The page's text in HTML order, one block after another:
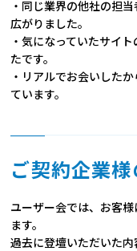
・同じ業界の他社の担
広がりました。
・気になっていたサイ
たです。
・リアルでお会いした
ています。
ご契約企業
ユーザー会では、お客
ます。
過去に登壇いただいた内